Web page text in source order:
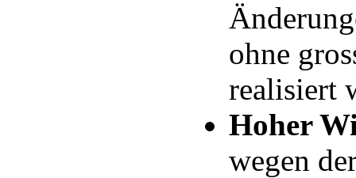
ohne
realisiert
Hoher
wegen